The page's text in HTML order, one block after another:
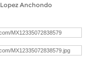
Anchondo